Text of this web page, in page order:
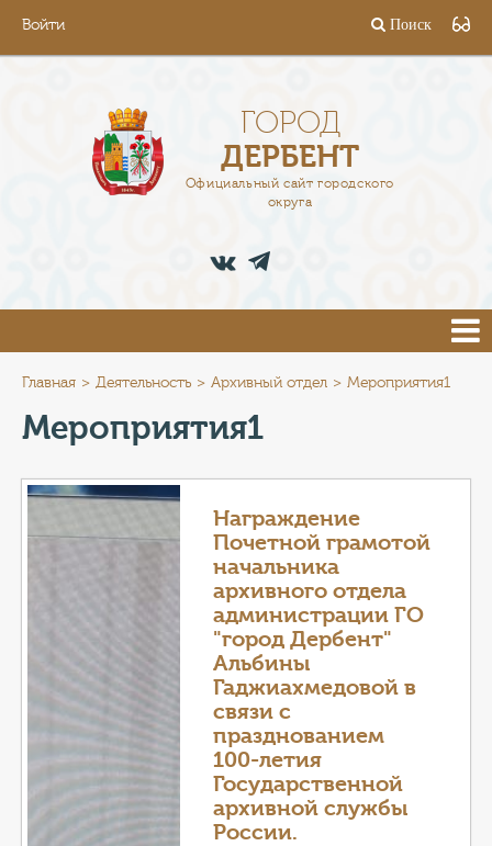
Войти Поиск
ГОРОД
ДЕРБЕНТ
Официальный сайт городского
округа
АДМИНИСТРАЦИЯ
ПРЕСС-ЦЕНТР
ТУРИСТАМ
КОНТАКТЫ
КАТАЛОГ УСЛУГ
СЛУЖБА ПО КОНТРАКТУ
Главная Деятельность Архивный отдел Мероприятия1
Мероприятия1
Награждение
Почетной грамотой
начальника
архивного отдела
администрации ГО
"город Дербент"
Альбины
Гаджиахмедовой в
связи с
празднованием
100-летия
Государственной
архивной службы
России.